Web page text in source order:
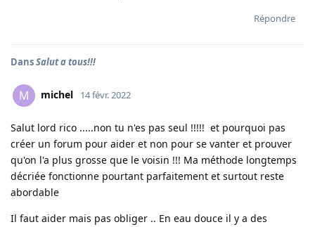
Répondre
DansSalut a tous!!!
M michel 14 févr. 2022
Salut lord rico .....non tu n'es pas seul !!!!! et pourquoi pas
créer un forum pour aider et non pour se vanter et prouver
qu'on l'a plus grosse que le voisin !!! Ma méthode longtemps
décriée fonctionne pourtant parfaitement et surtout reste
abordable
Il faut aider mais pas obliger .. En eau douce il y a des